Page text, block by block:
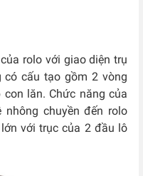
rolo với giao diện trụ
có cấu tạo gồm 2 vòng
lăn. Chức năng của
chuyền đến rolo
với trục của 2 đầu lô